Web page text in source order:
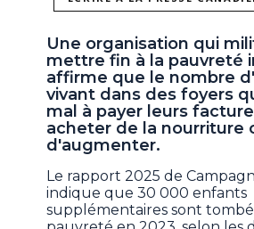
Une organisation qui
mettre fin à la pauvreté
affirme que le nombre
vivant dans des foyers
mal à payer leurs
acheter de la nourriture
d'augmenter.
Le rapport 2025 de
indique que 30 000 enfants
supplémentaires sont